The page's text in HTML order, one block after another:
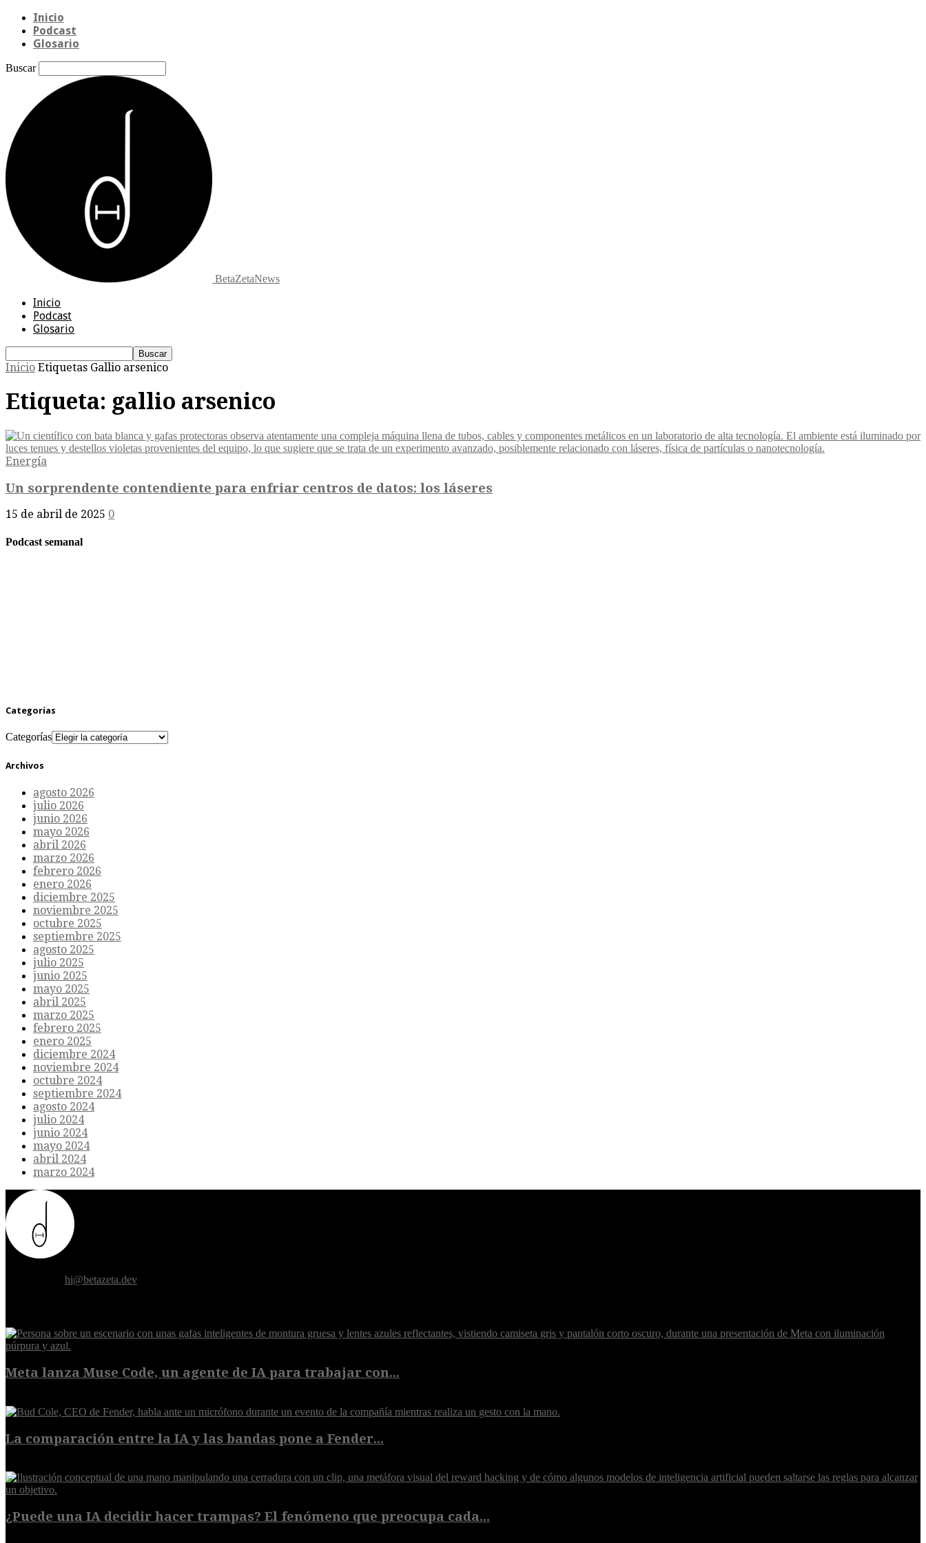
Inicio
Podcast
Glosario
Buscar
BetaZetaNews
Inicio
Podcast
Glosario
Inicio Etiquetas Gallio arsenico
Etiqueta: gallio arsenico
Energía
Un sorprendente contendiente para enfriar centros de datos: los láseres
15 de abril de 2025 0
Podcast semanal
Categorías
Categorías
Archivos
agosto 2026
julio 2026
junio 2026
mayo 2026
abril 2026
marzo 2026
febrero 2026
enero 2026
diciembre 2025
noviembre 2025
octubre 2025
septiembre 2025
agosto 2025
julio 2025
junio 2025
mayo 2025
abril 2025
marzo 2025
febrero 2025
enero 2025
diciembre 2024
noviembre 2024
octubre 2024
septiembre 2024
agosto 2024
julio 2024
junio 2024
mayo 2024
abril 2024
marzo 2024
hi@betazeta.dev
Meta lanza Muse Code, un agente de IA para trabajar con...
La comparación entre la IA y las bandas pone a Fender...
¿Puede una IA decidir hacer trampas? El fenómeno que preocupa cada...